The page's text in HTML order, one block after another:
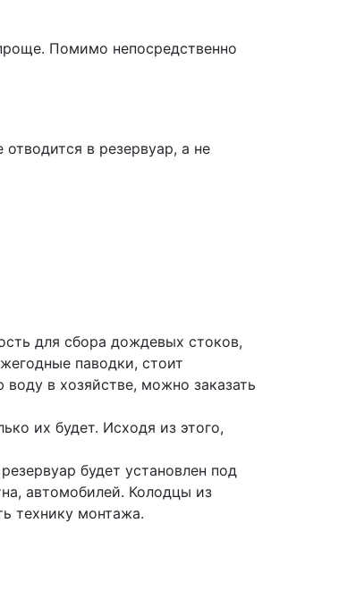
Помимо непосредственно
в резервуар, а не
для сбора дождевых стоков,
паводки, стоит
в хозяйстве, можно заказать
их будет. Исходя из этого,
будет установлен под
автомобилей. Колодцы из
технику монтажа.